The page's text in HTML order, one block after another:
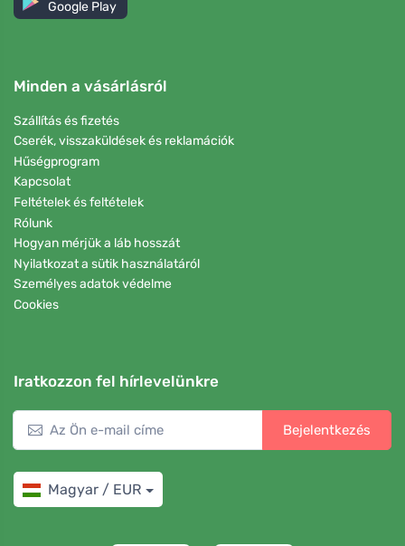
Google Play
Minden a vásárlásról
Szállítás és fizetés
Cserék, visszaküldések és reklamációk
Hűségprogram
Kapcsolat
Feltételek és feltételek
Rólunk
Hogyan mérjük a láb hosszát
Nyilatkozat a sütik használatáról
Személyes adatok védelme
Cookies
Iratkozzon fel hírlevelünkre
Bejelentkezés
Magyar / EUR